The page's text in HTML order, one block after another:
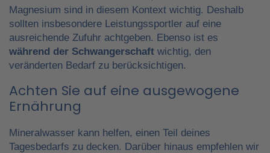
Magnesium sind in diesem Kontext wichtig. Deshalb
sollten insbesondere Leistungssportler auf eine
ausreichende Zufuhr achtgeben. Ebenso ist es
während der Schwangerschaft wichtig, den
veränderten Bedarf zu berücksichtigen.
Achten Sie auf eine ausgewogene
Ernährung
Mineralwasser kann helfen, einen Teil deines
Tagesbedarfs zu decken. Darüber hinaus empfehlen wir